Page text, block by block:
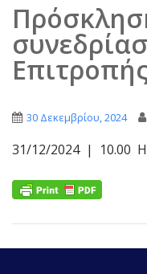
30 Δεκεμβρίου, 2024
31/12/2024 | 10.00 Η